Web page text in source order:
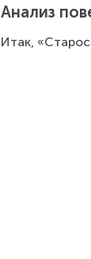
Анализ
Итак,